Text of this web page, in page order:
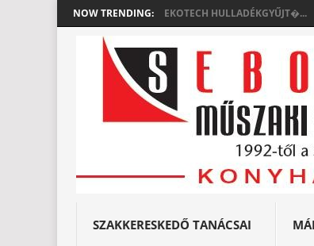
NOW TRENDING: EKOTECH HULLADÉKGYŰJT�...
SZAKKERESKEDŐ TANÁCSAI